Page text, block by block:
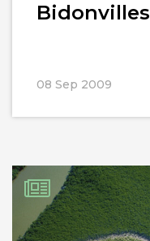
Bidonvilles
08 Sep 2009